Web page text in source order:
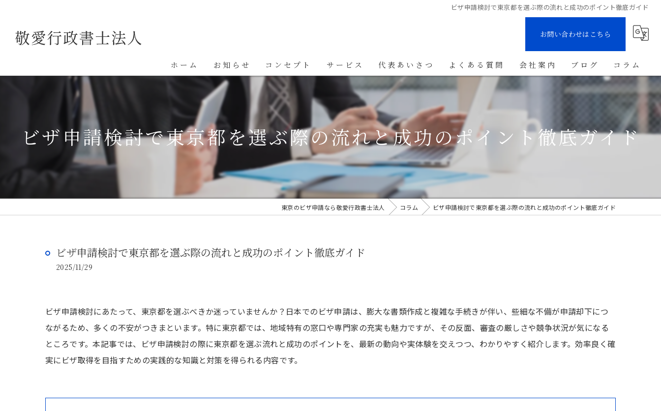
ビザ申請検討で東京都を選ぶ際の流れと成功のポイント徹底ガイド
お問い合わせはこちら
ホーム お知らせ コンセプト サービス 代表あいさつ よくある質問 会社案内 ブログ コラム
ビザ申請検討で東京都を選ぶ際の流れと成功のポイント徹底ガイド
東京のビザ申請なら敬愛行政書士法人 コラム ビザ申請検討で東京都を選ぶ際の流れと成功のポイント徹底ガイド
ビザ申請検討で東京都を選ぶ際の流れと成功のポイント徹底ガイド
2025/11/29
ビザ申請検討にあたって、東京都を選ぶべきか迷っていませんか？日本でのビザ申請は、膨大な書類作成と複雑な手続きが伴い、些細な不備が申請却下につ
ながるため、多くの不安がつきまといます。特に東京都では、地域特有の窓口や専門家の充実も魅力ですが、その反面、審査の厳しさや競争状況が気になる
ところです。本記事では、ビザ申請検討の際に東京都を選ぶ流れと成功のポイントを、最新の動向や実体験を交えつつ、わかりやすく紹介します。効率良く確
実にビザ取得を目指すための実践的な知識と対策を得られる内容です。